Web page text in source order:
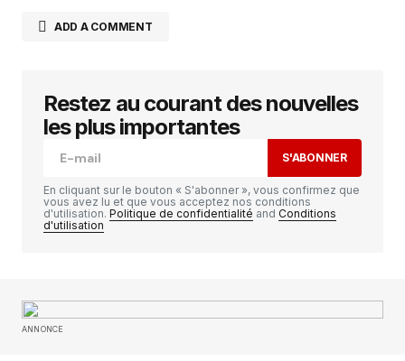
ADD A COMMENT
Votre adresse e-mail ne sera pas publiée. Les
champs obligatoires sont indiqués avec
Restez au courant des nouvelles
les plus importantes
S'ABONNER
En cliquant sur le bouton « S'abonner », vous confirmez que
vous avez lu et que vous acceptez nos conditions
d'utilisation. Politique de confidentialité and Conditions
d'utilisation
ANNONCE